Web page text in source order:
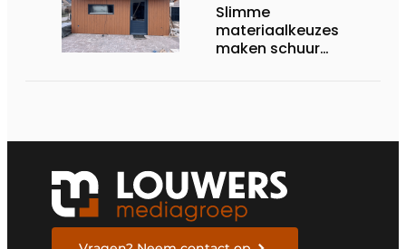
Slimme
materiaalkeuzes
maken schuur